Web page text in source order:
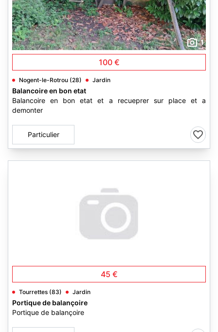
1
100 €
Nogent-le-Rotrou (28) Jardin
Balancoire en bon etat
Balancoire en bon etat et a recueprer sur place et a
demonter
Particulier
45 €
Tourrettes (83) Jardin
Portique de balançoire
Portique de balançoire